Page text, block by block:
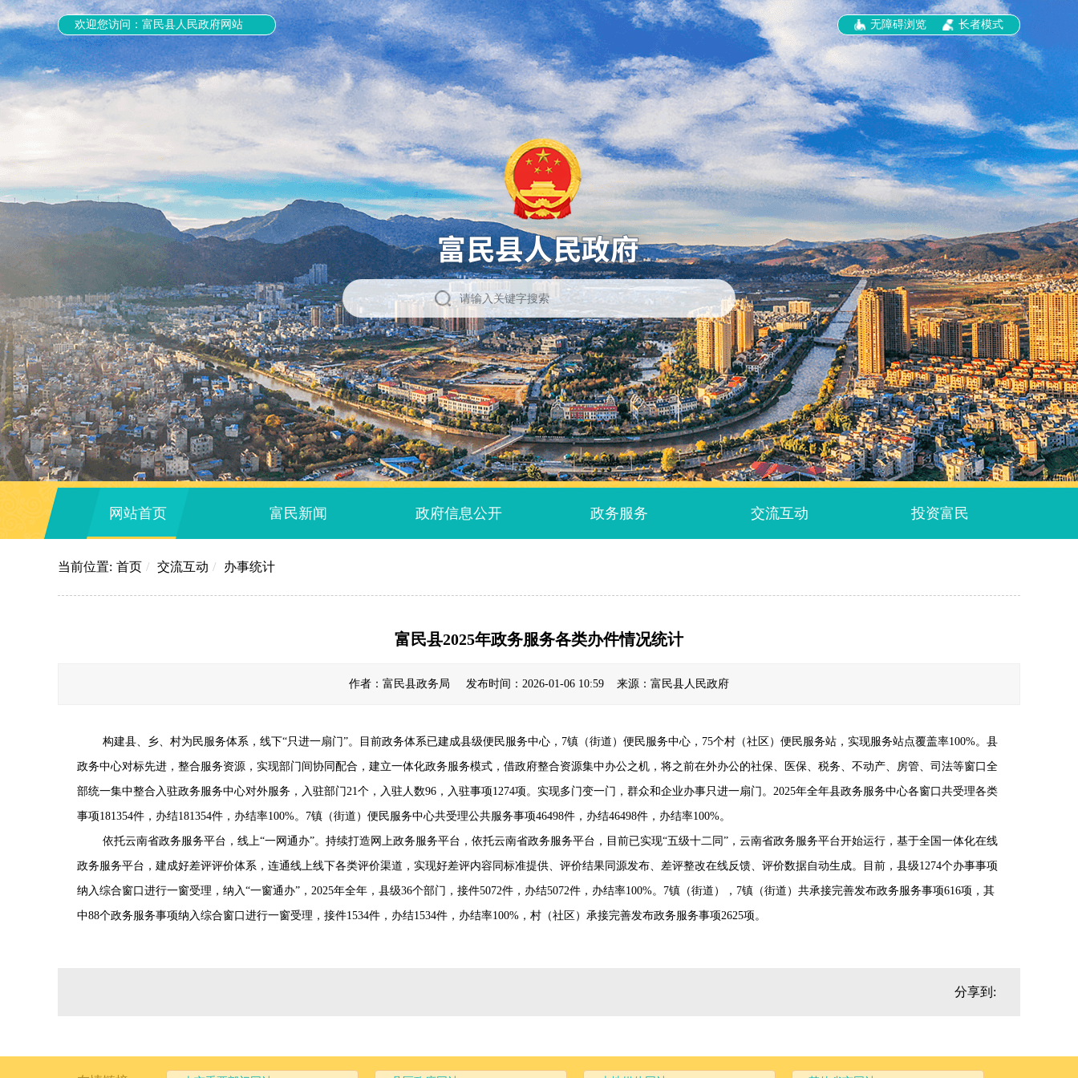
欢迎您访问：富民县人民政府网站 无障碍浏览 长者模式
网站首页 富民新闻 政府信息公开 政务服务 交流互动 投资富民
当前位置: 首页 / 交流互动 / 办事统计
富民县2025年政务服务各类办件情况统计
作者：富民县政务局 发布时间：2026-01-06 10:59 来源：富民县人民政府
构建县、乡、村为民服务体系，线下“只进一扇门”。目前政务体系已建成县级便民服务中心，7镇（街道）便民服务中心，75个村（社区）便民服务站，实现服务站点覆盖率100%。县
政务中心对标先进，整合服务资源，实现部门间协同配合，建立一体化政务服务模式，借政府整合资源集中办公之机，将之前在外办公的社保、医保、税务、不动产、房管、司法等窗口全
部统一集中整合入驻政务服务中心对外服务，入驻部门21个，入驻人数96，入驻事项1274项。实现多门变一门，群众和企业办事只进一扇门。2025年全年县政务服务中心各窗口共受理各类
事项181354件，办结181354件，办结率100%。7镇（街道）便民服务中心共受理公共服务事项46498件，办结46498件，办结率100%。
依托云南省政务服务平台，线上“一网通办”。持续打造网上政务服务平台，依托云南省政务服务平台，目前已实现“五级十二同”，云南省政务服务平台开始运行，基于全国一体化在线
政务服务平台，建成好差评评价体系，连通线上线下各类评价渠道，实现好差评内容同标准提供、评价结果同源发布、差评整改在线反馈、评价数据自动生成。目前，县级1274个办事事项
纳入综合窗口进行一窗受理，纳入“一窗通办”，2025年全年，县级36个部门，接件5072件，办结5072件，办结率100%。7镇（街道），7镇（街道）共承接完善发布政务服务事项616项，其
中88个政务服务事项纳入综合窗口进行一窗受理，接件1534件，办结1534件，办结率100%，村（社区）承接完善发布政务服务事项2625项。
分享到: